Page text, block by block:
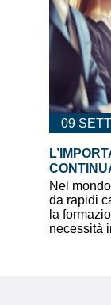
09
Nel
da rapidi
la
necessità